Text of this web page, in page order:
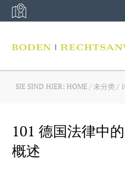
Skip
to
SIE SIND HIER: HOME / 未分类 /
101 德国法律中
概述